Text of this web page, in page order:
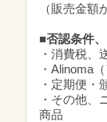
（販売金額
■否認条件
・消費税、
・Alinoma
・定期便・
・その他、
商品